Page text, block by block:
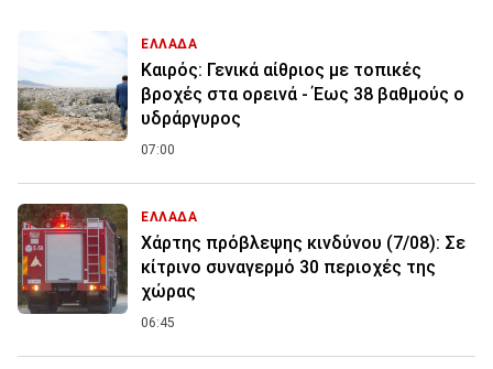
ΕΛΛΑΔΑ
Καιρός: Γενικά αίθριος με τοπικές
βροχές στα ορεινά - Έως 38 βαθμούς ο
υδράργυρος
07:00
ΕΛΛΑΔΑ
Χάρτης πρόβλεψης κινδύνου (7/08): Σε
κίτρινο συναγερμό 30 περιοχές της
χώρας
06:45